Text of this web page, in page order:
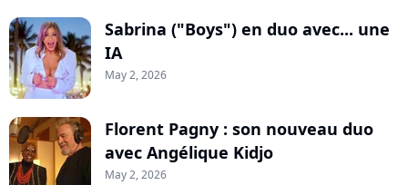
Sabrina ("Boys") en duo avec... une
IA
May 2, 2026
Florent Pagny : son nouveau duo
avec Angélique Kidjo
May 2, 2026